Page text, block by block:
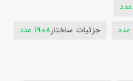
جزئیات ساختار1908 عدد